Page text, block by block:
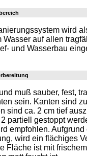
wird
Wasser auf allen
und Wasserbau
muß sauber, fest,
sein. Kanten sind
sind ca. 2 cm tief
partiell gestoppt
empfohlen.
wird ein flächiges
Fläche ist mit